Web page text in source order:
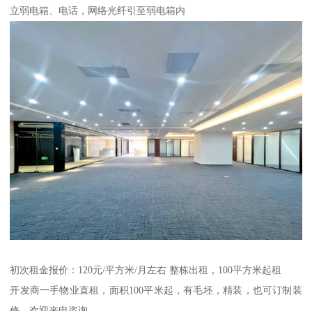
立弱电箱、电话，网络光纤引至弱电箱内
初次租金报价：120元/平方米/月左右 整栋出租，100平方米起租
开发商一手物业直租，面积100平米起，有毛坯，精装，也可订制装